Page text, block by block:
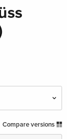
EUR 28.49
Compare versions